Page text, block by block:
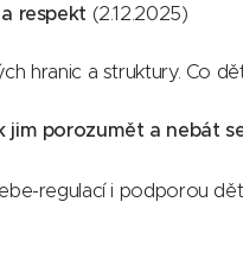
respekt (2.12.2025)
hranic a struktury. Co
jim porozumět a nebát
regulací i podporou